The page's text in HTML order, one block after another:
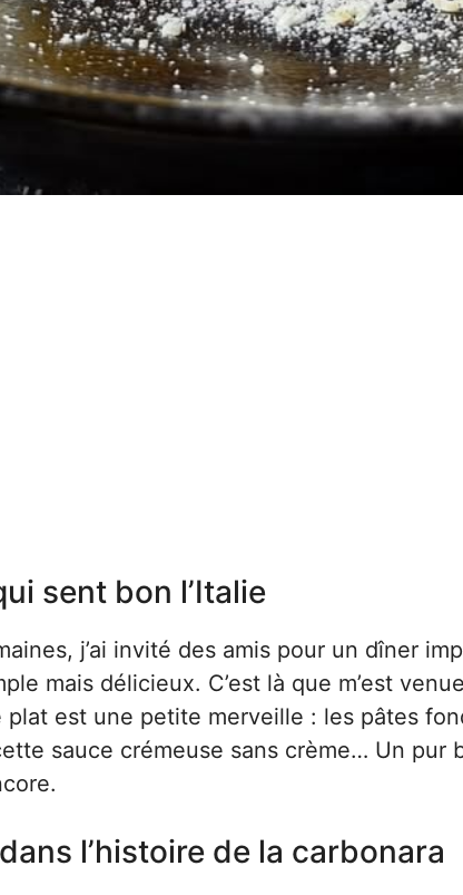
sent bon l’Italie
j’ai invité des amis pour un dîner
mais délicieux. C’est là que m’est
plat est une petite merveille : les pâtes
sauce crémeuse sans crème… Un pur
l’histoire de la carbonara